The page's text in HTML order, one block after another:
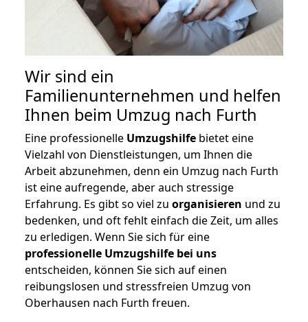
Wir sind ein
Familienunternehmen und helfen
Ihnen beim Umzug nach Furth
Eine professionelle Umzugshilfe bietet eine
Vielzahl von Dienstleistungen, um Ihnen die
Arbeit abzunehmen, denn ein Umzug nach Furth
ist eine aufregende, aber auch stressige
Erfahrung. Es gibt so viel zu organisieren und zu
bedenken, und oft fehlt einfach die Zeit, um alles
zu erledigen. Wenn Sie sich für eine
professionelle Umzugshilfe bei uns
entscheiden, können Sie sich auf einen
reibungslosen und stressfreien Umzug von
Oberhausen nach Furth freuen.